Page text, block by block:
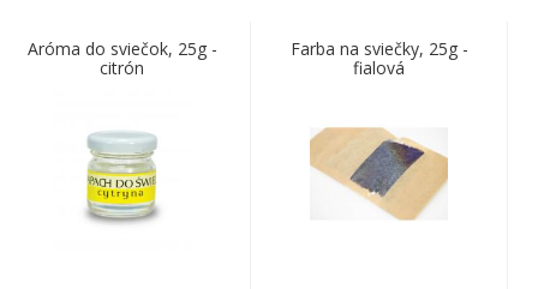
Aróma do sviečok, 25g -
citrón
Farba na sviečky, 25g -
fialová